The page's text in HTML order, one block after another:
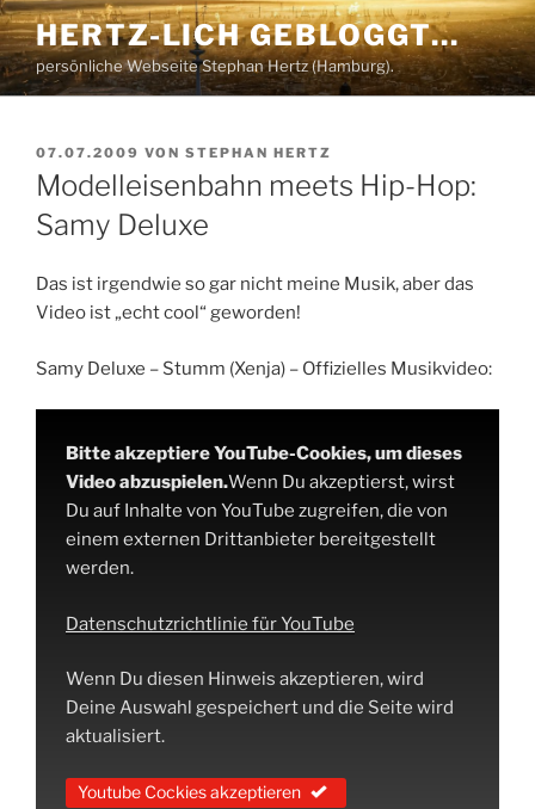
Zum
Inhalt
springen
HERTZ-LICH GEBLOGGT…
persönliche Webseite Stephan Hertz (Hamburg).
VERÖFFENTLICHT
AM
07.07.2009 VON STEPHAN HERTZ
Modelleisenbahn meets Hip-Hop:
Samy Deluxe
Das ist irgendwie so gar nicht meine Musik, aber das
Video ist „echt cool“ geworden!
Samy Deluxe – Stumm (Xenja) – Offizielles Musikvideo:
Bitte akzeptiere YouTube-Cookies, um dieses
Video abzuspielen.Wenn Du akzeptierst, wirst
Du auf Inhalte von YouTube zugreifen, die von
einem externen Drittanbieter bereitgestellt
werden.
Datenschutzrichtlinie für YouTube
Wenn Du diesen Hinweis akzeptieren, wird
Deine Auswahl gespeichert und die Seite wird
aktualisiert.
Youtube Cockies akzeptieren